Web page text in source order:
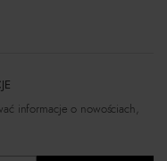
informacje o nowościach,